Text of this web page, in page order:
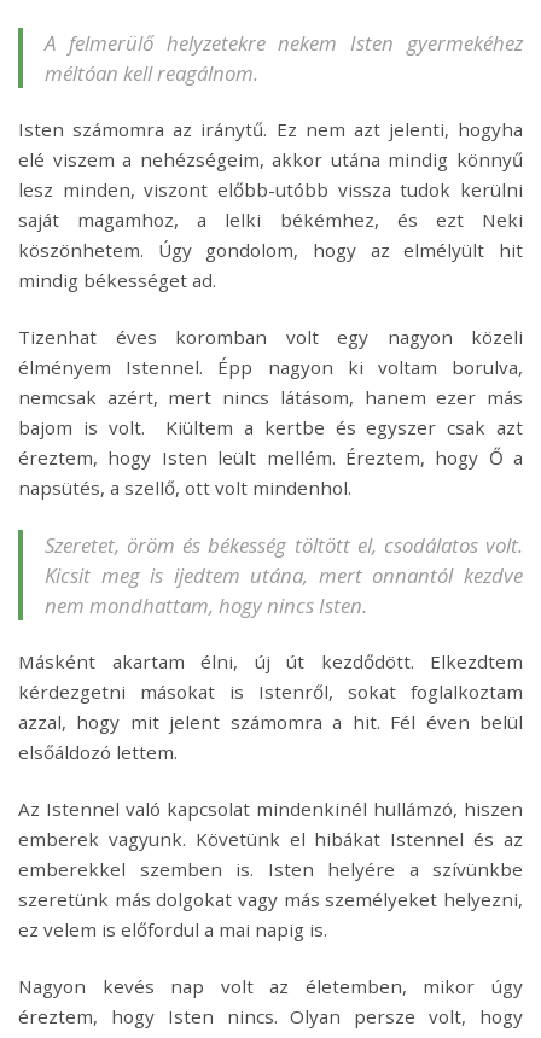
A felmerülő helyzetekre nekem Isten gyermekéhez
méltóan kell reagálnom.
Isten számomra az iránytű. Ez nem azt jelenti, hogyha
elé viszem a nehézségeim, akkor utána mindig könnyű
lesz minden, viszont előbb-utóbb vissza tudok kerülni
saját magamhoz, a lelki békémhez, és ezt Neki
köszönhetem. Úgy gondolom, hogy az elmélyült hit
mindig békességet ad.
Tizenhat éves koromban volt egy nagyon közeli
élményem Istennel. Épp nagyon ki voltam borulva,
nemcsak azért, mert nincs látásom, hanem ezer más
bajom is volt. Kiültem a kertbe és egyszer csak azt
éreztem, hogy Isten leült mellém. Éreztem, hogy Ő a
napsütés, a szellő, ott volt mindenhol.
Szeretet, öröm és békesség töltött el, csodálatos volt.
Kicsit meg is ijedtem utána, mert onnantól kezdve
nem mondhattam, hogy nincs Isten.
Másként akartam élni, új út kezdődött. Elkezdtem
kérdezgetni másokat is Istenről, sokat foglalkoztam
azzal, hogy mit jelent számomra a hit. Fél éven belül
elsőáldozó lettem.
Az Istennel való kapcsolat mindenkinél hullámzó, hiszen
emberek vagyunk. Követünk el hibákat Istennel és az
emberekkel szemben is. Isten helyére a szívünkbe
szeretünk más dolgokat vagy más személyeket helyezni,
ez velem is előfordul a mai napig is.
Nagyon kevés nap volt az életemben, mikor úgy
éreztem, hogy Isten nincs. Olyan persze volt, hogy